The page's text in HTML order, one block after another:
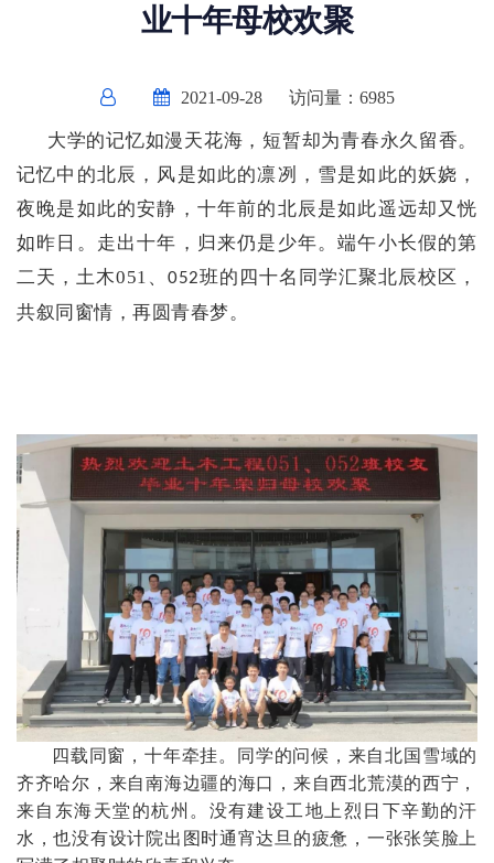
业十年母校欢聚
2021-09-28 访问量： 6985
大学的记忆如漫天花海，短暂却为青春永久留香。
记忆中的北辰，风是如此的凛冽，雪是如此的妖娆，
夜晚是如此的安静，十年前的北辰是如此遥远却又恍
如昨日。走出十年，归来仍是少年。端午小长假的第
二天，土木051、052班的四十名同学汇聚北辰校区，
共叙同窗情，再圆青春梦。
四载同窗，十年牵挂。同学的问候，来自北国雪域的
齐齐哈尔，来自南海边疆的海口，来自西北荒漠的西宁，
来自东海天堂的杭州。没有建设工地上烈日下辛勤的汗
水，也没有设计院出图时通宵达旦的疲惫，一张张笑脸上